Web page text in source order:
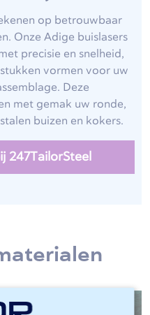
op betrouwbaar
Onze Adige buislasers
precisie en snelheid,
vormen voor uw
Deze
met gemak uw ronde,
buizen en kokers.
247TailorSteel